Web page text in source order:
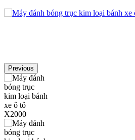
Previous